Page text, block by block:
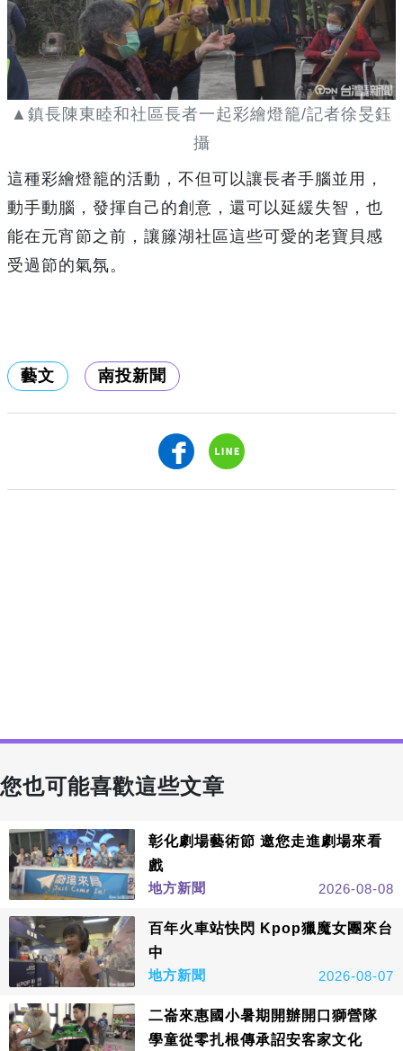
▲鎮長陳東睦和社區長者一起彩繪燈籠/記者徐旻鈺
攝
這種彩繪燈籠的活動，不但可以讓長者手腦並用，
動手動腦，發揮自己的創意，還可以延緩失智，也
能在元宵節之前，讓籐湖社區這些可愛的老寶貝感
受過節的氣氛。
藝文 南投新聞
您也可能喜歡這些文章
彰化劇場藝術節 邀您走進劇場來看
戲
地方新聞
2026-08-08
百年火車站快閃 Kpop獵魔女團來台
中
地方新聞
2026-08-07
二崙來惠國小暑期開辦開口獅營隊
學童從零扎根傳承詔安客家文化